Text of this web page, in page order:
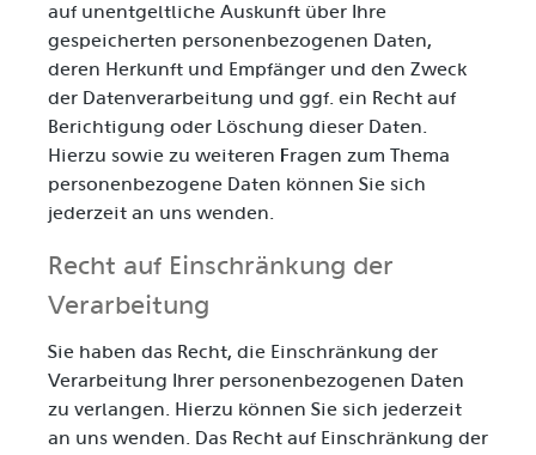
auf unentgeltliche Auskunft über Ihre
gespeicherten personenbezogenen Daten,
deren Herkunft und Empfänger und den Zweck
der Datenverarbeitung und ggf. ein Recht auf
Berichtigung oder Löschung dieser Daten.
Hierzu sowie zu weiteren Fragen zum Thema
personenbezogene Daten können Sie sich
jederzeit an uns wenden.
Recht auf Einschränkung der
Verarbeitung
Sie haben das Recht, die Einschränkung der
Verarbeitung Ihrer personenbezogenen Daten
zu verlangen. Hierzu können Sie sich jederzeit
an uns wenden. Das Recht auf Einschränkung der